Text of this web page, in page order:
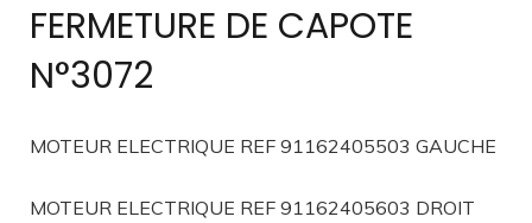
FERMETURE DE CAPOTE
N°3072
MOTEUR ELECTRIQUE REF 91162405503 GAUCHE
MOTEUR ELECTRIQUE REF 91162405603 DROIT